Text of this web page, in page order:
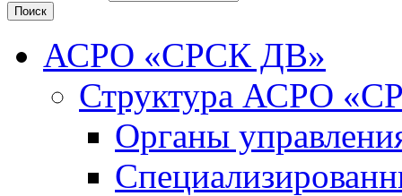
АСРО «СРСК ДВ»
Структура АСРО
Органы